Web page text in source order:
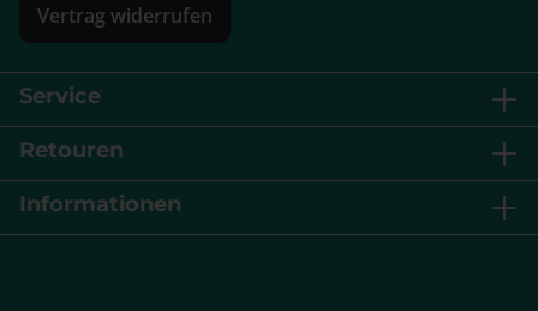
Vertrag widerrufen
Service
Retouren
Informationen